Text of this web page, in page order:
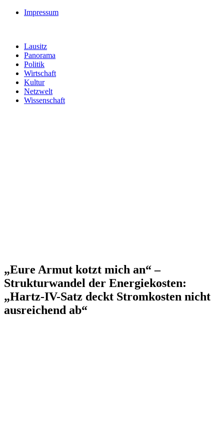
Impressum
Lausitz
Panorama
Politik
Wirtschaft
Kultur
Netzwelt
Wissenschaft
„Eure Armut kotzt mich an“ –
Strukturwandel der Energiekosten:
„Hartz-IV-Satz deckt Stromkosten nicht
ausreichend ab“